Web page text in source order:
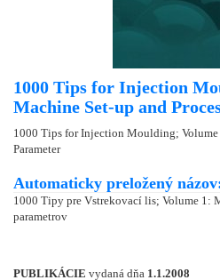
1000 Tips for Injection
Machine Set-up and
1000 Tips for Injection Moulding; Volume
Parameter
Automaticky preložený
1000 Tipy pre Vstrekovací lis; Volume 1:
parametrov
PUBLIKÁCIE vydaná dňa 1.1.2008